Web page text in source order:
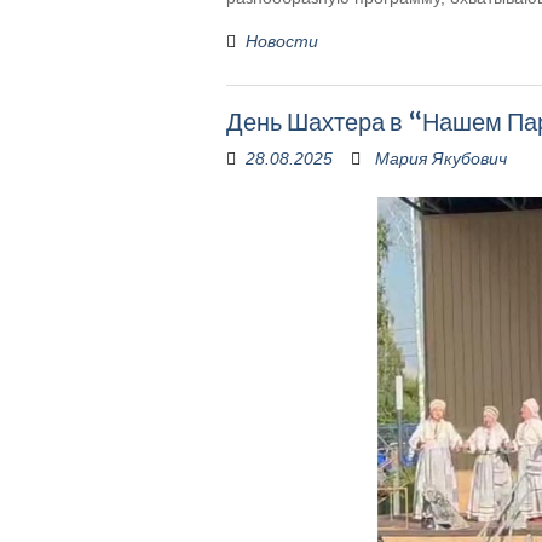
Новости
День Шахтера в “Нашем
28.08.2025 Мария Якубович